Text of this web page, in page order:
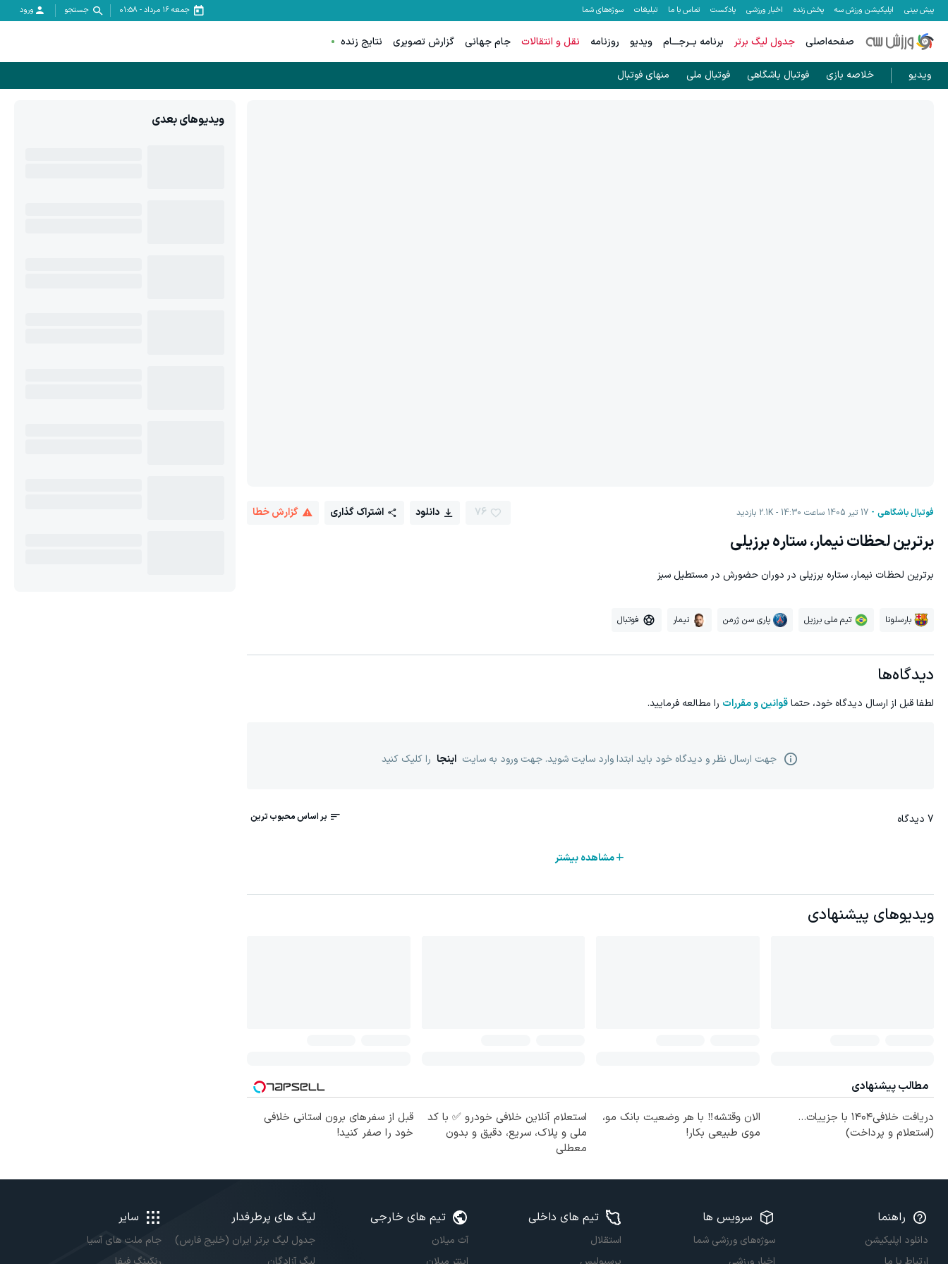
پیش بینی اپلیکیشن ورزش سه پخش زنده اخبار ورزشی پادکست تماس با ما تبلیغات سوژه‌های شما جمعه ۱۶ مرداد -
01:58 جستجو ورود
صفحه‌اصلی جدول لیگ برتر برنامه بــرجـــام ویدیو روزنامه نقل و انتقالات جام جهانی گزارش تصویری نتایج زنده
ویدیو خلاصه بازی فوتبال باشگاهی فوتبال ملی منهای فوتبال
فوتبال باشگاهی 17 تیر 1405 ساعت 14:30 2.1K بازدید 76 دانلود اشتراک گذاری گزارش خطا
برترین لحظات نیمار، ستاره برزیلی
برترین لحظات نیمار، ستاره برزیلی در دوران حضورش در مستطیل سبز
بارسلونا تیم ملی برزیل پاری سن ژرمن نیمار فوتبال
دیدگاه‌ها
لطفا قبل از ارسال دیدگاه خود، حتماقوانین و مقررات را مطالعه فرمایید.
جهت ارسال نظر و دیدگاه خود باید ابتدا وارد سایت شوید. جهت ورود به سایت اینجا را کلیک کنید
7 دیدگاه
مشاهده بیشتر
ویدیوهای پیشنهادی
مطالب پیشنهادی
دریافت خلافی۱۴۰۴ با جزییات...
(استعلام و پرداخت)
الان وقتشه‼️ با هر وضعیت بانک مو،
موی طبیعی بکار!
استعلام آنلاین خلافی خودرو ✅ با کد
ملی و پلاک، سریع، دقیق و بدون
معطلی
قبل از سفرهای برون استانی خلافی
خود را صفر کنید!
ویدیوهای بعدی
راهنما
دانلود اپلیکیشن
سرویس ها
سوژه‌های ورزشی شما
تیم های داخلی
استقلال
تیم های خارجی
آث میلان
لیگ های پرطرفدار
جدول لیگ برتر ایران (خلیج فارس)
سایر
جام ملت های آسیا